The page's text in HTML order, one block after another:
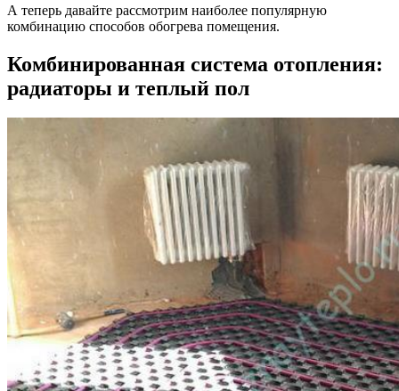
А теперь давайте рассмотрим наиболее популярную
комбинацию способов обогрева помещения.
Комбинированная система отопления:
радиаторы и теплый пол